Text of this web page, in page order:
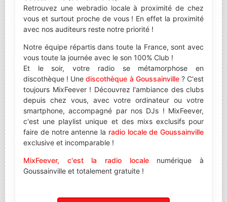
Retrouvez une webradio locale à proximité de chez
vous et surtout proche de vous ! En effet la proximité
avec nos auditeurs reste notre priorité !
Notre équipe répartis dans toute la France, sont avec
vous toute la journée avec le son 100% Club !
Et le soir, votre radio se métamorphose en
discothèque ! Unediscothèque à Goussainville? C'est
toujours MixFeever ! Découvrez l'ambiance des clubs
depuis chez vous, avec votre ordinateur ou votre
smartphone, accompagné par nos DJs ! MixFeever,
c'est une playlist unique et des mixs exclusifs pour
faire de notre antenne la radio locale de Goussainville
exclusive et incomparable !
MixFeever, c'est la radio localenumérique à
Goussainville et totalement gratuite !